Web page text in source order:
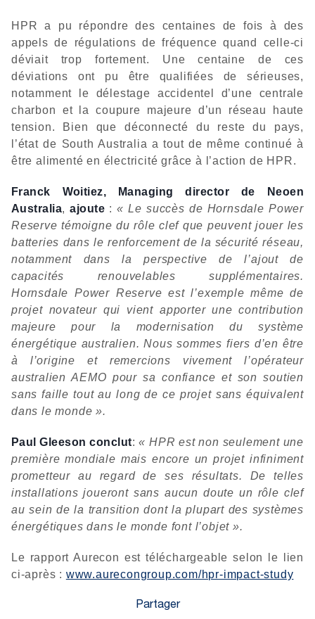
HPR a pu répondre des centaines de fois à des
appels de régulations de fréquence quand celle-ci
déviait trop fortement. Une centaine de ces
déviations ont pu être qualifiées de sérieuses,
notamment le délestage accidentel d’une centrale
charbon et la coupure majeure d’un réseau haute
tension. Bien que déconnecté du reste du pays,
l’état de South Australia a tout de même continué à
être alimenté en électricité grâce à l’action de HPR.
Franck Woitiez, Managing director de Neoen
Australia,ajoute :« Le succès de Hornsdale Power
Reserve témoigne du rôle clef que peuvent jouer les
batteries dans le renforcement de la sécurité réseau,
notamment dans la perspective de l’ajout de
capacités renouvelables supplémentaires.
Hornsdale Power Reserve est l’exemple même de
projet novateur qui vient apporter une contribution
majeure pour la modernisation du système
énergétique australien. Nous sommes fiers d’en être
à l’origine et remercions vivement l’opérateur
australien AEMO pour sa confiance et son soutien
sans faille tout au long de ce projet sans équivalent
dans le monde ».
Paul Gleeson conclut:« HPR est non seulement une
première mondiale mais encore un projet infiniment
prometteur au regard de ses résultats. De telles
installations joueront sans aucun doute un rôle clef
au sein de la transition dont la plupart des systèmes
énergétiques dans le monde font l’objet ».
Le rapport Aurecon est téléchargeable selon le lien
ci-après : www.aurecongroup.com/hpr-impact-study
Partager